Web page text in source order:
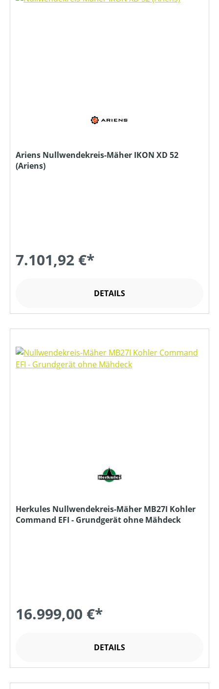
Ariens Nullwendekreis-Mäher IKON XD 52
(Ariens)
7.101,92 €*
DETAILS
Herkules Nullwendekreis-Mäher MB27I Kohler
Command EFI - Grundgerät ohne Mähdeck
16.999,00 €*
DETAILS